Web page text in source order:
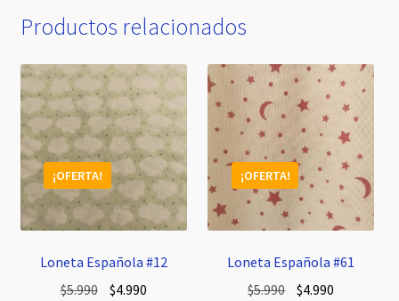
Productos relacionados
Loneta Española #12
¡OFERTA!
$5.990 El$4.990El
Loneta Española #61
¡OFERTA!
$5.990 El$4.990